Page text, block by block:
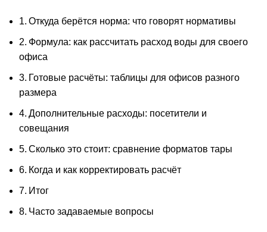
Откуда берётся норма: что говорят нормативы
Формула: как рассчитать расход воды для своего
офиса
Готовые расчёты: таблицы для офисов разного
размера
Дополнительные расходы: посетители и
совещания
Сколько это стоит: сравнение форматов тары
Когда и как корректировать расчёт
Итог
Часто задаваемые вопросы